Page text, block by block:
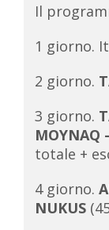
Il
1 giorno.
2 giorno.
3 giorno.
MOYNAQ
totale +
4 giorno.
NUKUS